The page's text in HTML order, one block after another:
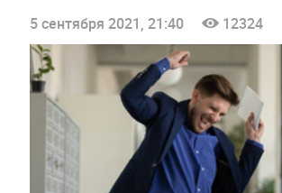
5 сентября 2021, 21:40
12324